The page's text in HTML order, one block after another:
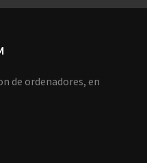
de ordenadores, en